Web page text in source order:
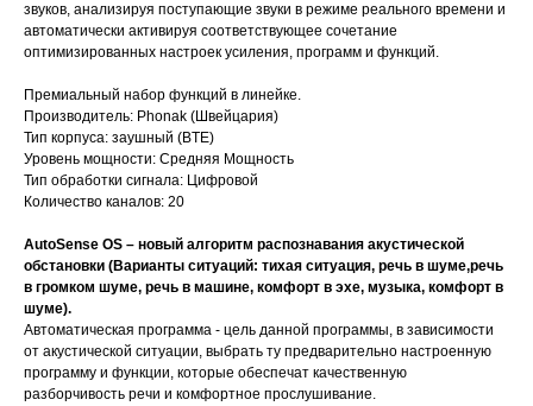
звуков, анализируя поступающие звуки в режиме реального времени и
автоматически активируя соответствующее сочетание
оптимизированных настроек усиления, программ и функций.
Премиальный набор функций в линейке.
Производитель: Phonak (Швейцария)
Тип корпуса: заушный (BTE)
Уровень мощности: Средняя Мощность
Тип обработки сигнала: Цифровой
Количество каналов: 20
AutoSense OS – новый алгоритм распознавания акустической
обстановки (Варианты ситуаций: тихая ситуация, речь в шуме,речь
в громком шуме, речь в машине, комфорт в эхе, музыка, комфорт в
шуме).
Автоматическая программа - цель данной программы, в зависимости
от акустической ситуации, выбрать ту предварительно настроенную
программу и функции, которые обеспечат качественную
разборчивость речи и комфортное прослушивание.